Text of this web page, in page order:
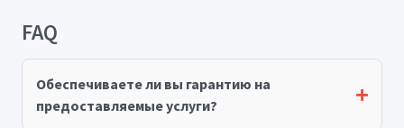
FAQ
Обеспечиваете ли вы гарантию на
предоставляемые услуги?